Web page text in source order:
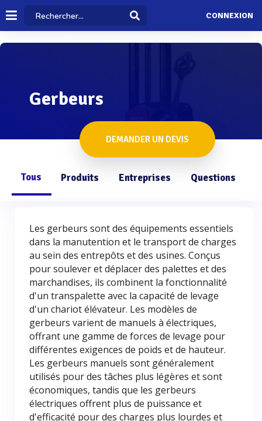
CONNEXION
Gerbeurs
DEMANDER UN DEVIS
Tous Produits Entreprises Questions
Les gerbeurs sont des équipements essentiels
dans la manutention et le transport de charges
au sein des entrepôts et des usines. Conçus
pour soulever et déplacer des palettes et des
marchandises, ils combinent la fonctionnalité
d'un transpalette avec la capacité de levage
d'un chariot élévateur. Les modèles de
gerbeurs varient de manuels à électriques,
offrant une gamme de forces de levage pour
différentes exigences de poids et de hauteur.
Les gerbeurs manuels sont généralement
utilisés pour des tâches plus légères et sont
économiques, tandis que les gerbeurs
électriques offrent plus de puissance et
d'efficacité pour des charges plus lourdes et